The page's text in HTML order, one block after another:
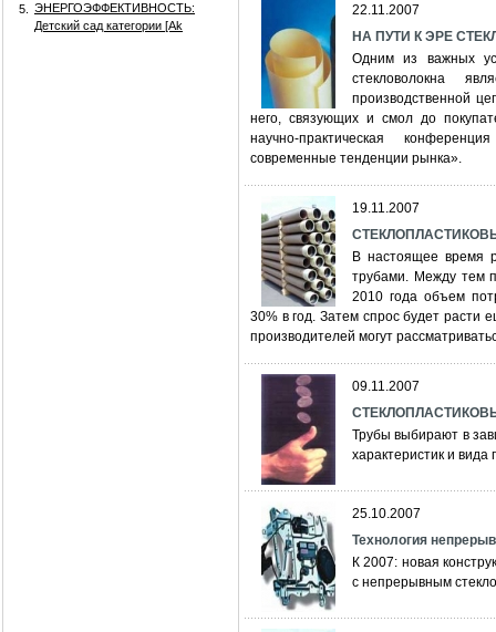
5.
ЭНЕРГОЭФФЕКТИВНОСТЬ:
Детский сад категории [Аk
22.11.2007
НА ПУТИ К ЭРЕ
Одним из важных
стекловолокна
производственной
него, связующих и смол до
научно-практическая
современные тенденции рынка».
19.11.2007
В настоящее время
трубами. Между тем
2010 года объем
30% в год. Затем спрос будет расти
производителей могут
09.11.2007
Трубы выбирают в
характеристик и
25.10.2007
Технология
К 2007: новая
с непрерывным